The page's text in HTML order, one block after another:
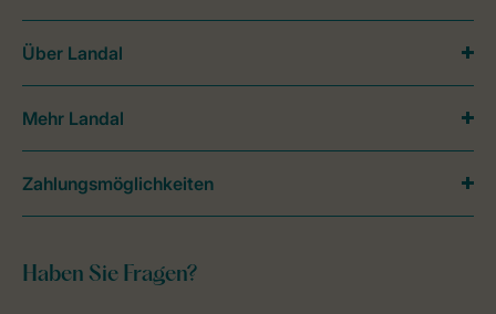
Haben Sie Fragen?
Über Landal
Mehr Landal
Zahlungsmöglichkeiten